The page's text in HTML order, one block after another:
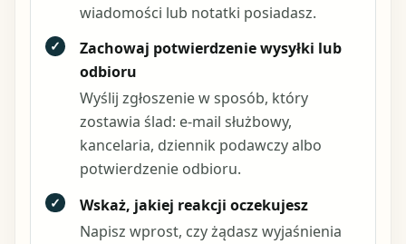
wiadomości lub notatki posiadasz.
✓
Zachowaj potwierdzenie wysyłki lub
odbioru
Wyślij zgłoszenie w sposób, który
zostawia ślad: e-mail służbowy,
kancelaria, dziennik podawczy albo
potwierdzenie odbioru.
✓
Wskaż, jakiej reakcji oczekujesz
Napisz wprost, czy żądasz wyjaśnienia